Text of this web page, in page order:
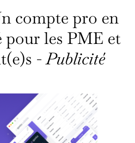
compte pro en
pour les PME et
-Publicité